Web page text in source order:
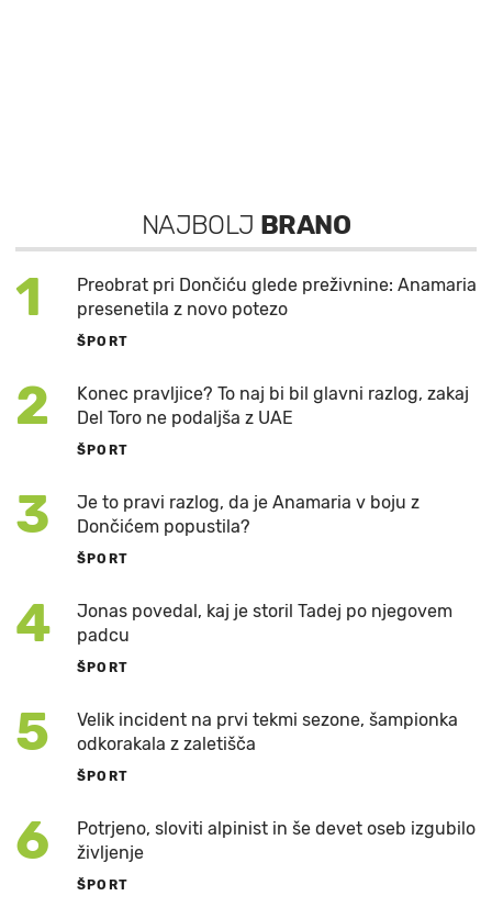
NAJBOLJ BRANO
1
Preobrat pri Dončiću glede preživnine: Anamaria
presenetila z novo potezo
ŠPORT
2
Konec pravljice? To naj bi bil glavni razlog, zakaj
Del Toro ne podaljša z UAE
ŠPORT
3
Je to pravi razlog, da je Anamaria v boju z
Dončićem popustila?
ŠPORT
4
Jonas povedal, kaj je storil Tadej po njegovem
padcu
ŠPORT
5
Velik incident na prvi tekmi sezone, šampionka
odkorakala z zaletišča
ŠPORT
6
Potrjeno, sloviti alpinist in še devet oseb izgubilo
življenje
ŠPORT